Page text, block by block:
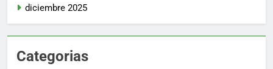
diciembre 2025
Categorias